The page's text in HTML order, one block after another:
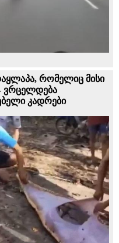
რომელიც მისი
- ვრცელდება
კადრები